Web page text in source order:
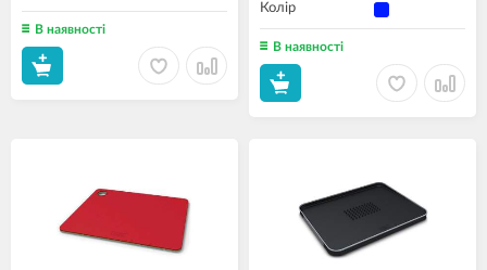
В наявності
Колір
В наявності